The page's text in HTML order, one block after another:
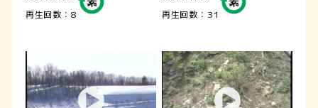
再生回数：8 再生回数：31